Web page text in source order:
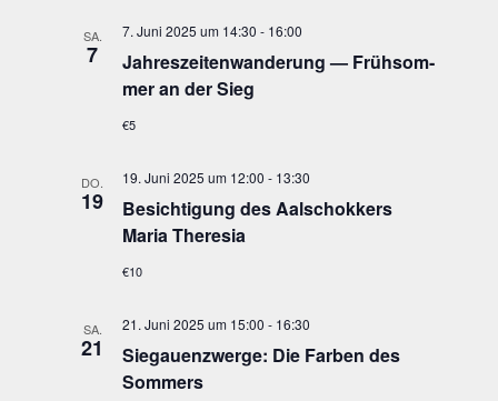
SA.
7
Jah­res­zei­ten­wan­de­rung — Früh­som­
mer an der Sieg
7. Juni 2025 um 14:30 - 16:00
€5
DO.
19
Besich­ti­gung des Aal­schok­kers
Maria Theresia
19. Juni 2025 um 12:00 - 13:30
€10
SA.
21
Sie­gau­enzwer­ge: Die Far­ben des
Sommers
21. Juni 2025 um 15:00 - 16:30